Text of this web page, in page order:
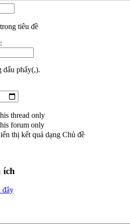
tiêu đề
dấu phẩy(,).
thread only
forum only
thị kết quả dạng Chủ đề
ích
đây